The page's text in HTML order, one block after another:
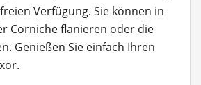
Verfügung. Sie können in
Corniche flanieren oder die
Genießen Sie einfach Ihren